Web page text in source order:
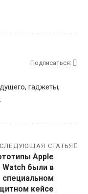
Подписаться:
гаджеты,
СЛЕДУЮЩАЯ СТАТЬЯ
Apple
Watch были в
специальном
кейсе